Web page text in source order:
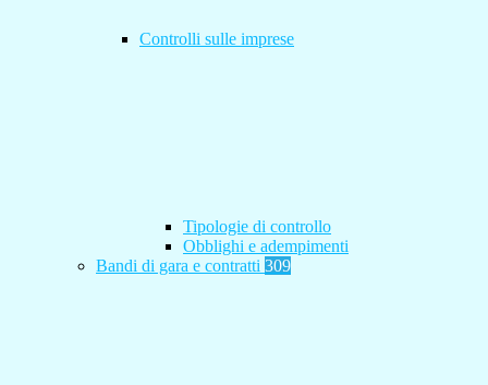
Controlli sulle imprese
Tipologie di controllo
Obblighi e adempimenti
Bandi di gara e contratti 309